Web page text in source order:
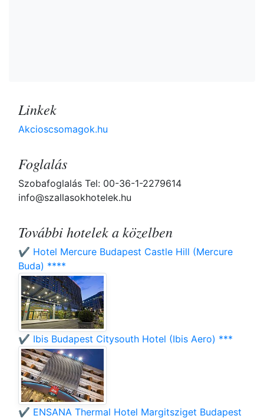
Linkek
Akcioscsomagok.hu
Foglalás
Szobafoglalás Tel: 00-36-1-2279614
info@szallasokhotelek.hu
További hotelek a közelben
✔️ Hotel Mercure Budapest Castle Hill (Mercure
Buda) ****
✔️ Ibis Budapest Citysouth Hotel (Ibis Aero) ***
✔️ ENSANA Thermal Hotel Margitsziget Budapest